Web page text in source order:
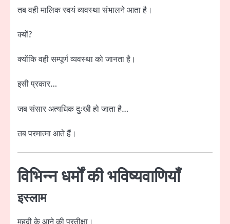
तब वही मालिक स्वयं व्यवस्था संभालने आता है।
क्यों?
क्योंकि वही सम्पूर्ण व्यवस्था को जानता है।
इसी प्रकार…
जब संसार अत्यधिक दुःखी हो जाता है…
तब परमात्मा आते हैं।
विभिन्न धर्मों की भविष्यवाणियाँ
इस्लाम